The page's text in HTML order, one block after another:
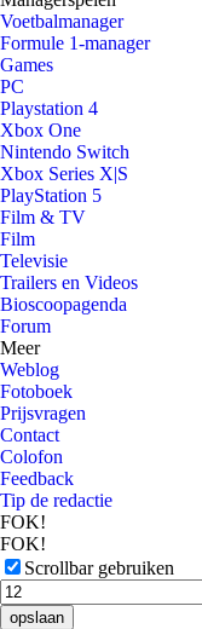
Voetbalmanager
Formule 1-manager
Games
PC
Playstation 4
Xbox One
Nintendo Switch
Xbox Series X|S
PlayStation 5
Film & TV
Film
Televisie
Trailers en Videos
Bioscoopagenda
Forum
Meer
Weblog
Fotoboek
Prijsvragen
Contact
Colofon
Feedback
Tip de redactie
FOK!
FOK!
Scrollbar gebruiken
opslaan